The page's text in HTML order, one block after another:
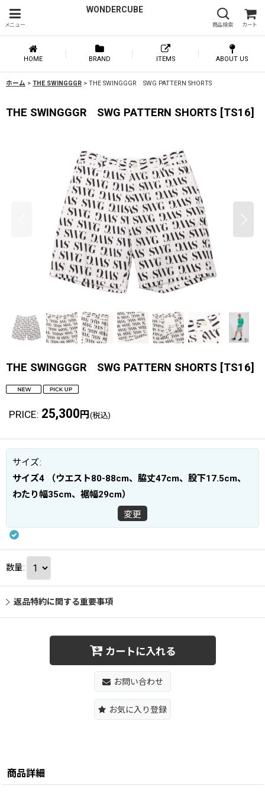
メニュー
WONDERCUBE
商品検索 カート
HOME BRAND ITEMS ABOUT US
ホーム > THE SWINGGGR > THE SWINGGGR SWG PATTERN SHORTS
THE SWINGGGR SWG PATTERN SHORTS [TS16]
THE SWINGGGR SWG PATTERN SHORTS [TS16]
PRICE: 25,300 円 (税込)
サイズ:
サイズ4 （ウエスト80-88cm、脇丈47cm、股下17.5cm、
わたり幅35cm、裾幅29cm）
変更
数量:
返品特約に関する重要事項
カートに入れる
お問い合わせ
お気に入り登録
商品詳細